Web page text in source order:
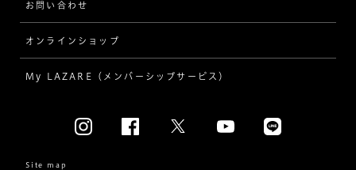
ラインメレ
人気の婚約指輪
結婚指輪（マリッジリング）
[素材から選ぶ]
プロポーズ
結婚式
お問い合わせ
オンラインショップ
My LAZARE（メンバーシップサービス）
Site map